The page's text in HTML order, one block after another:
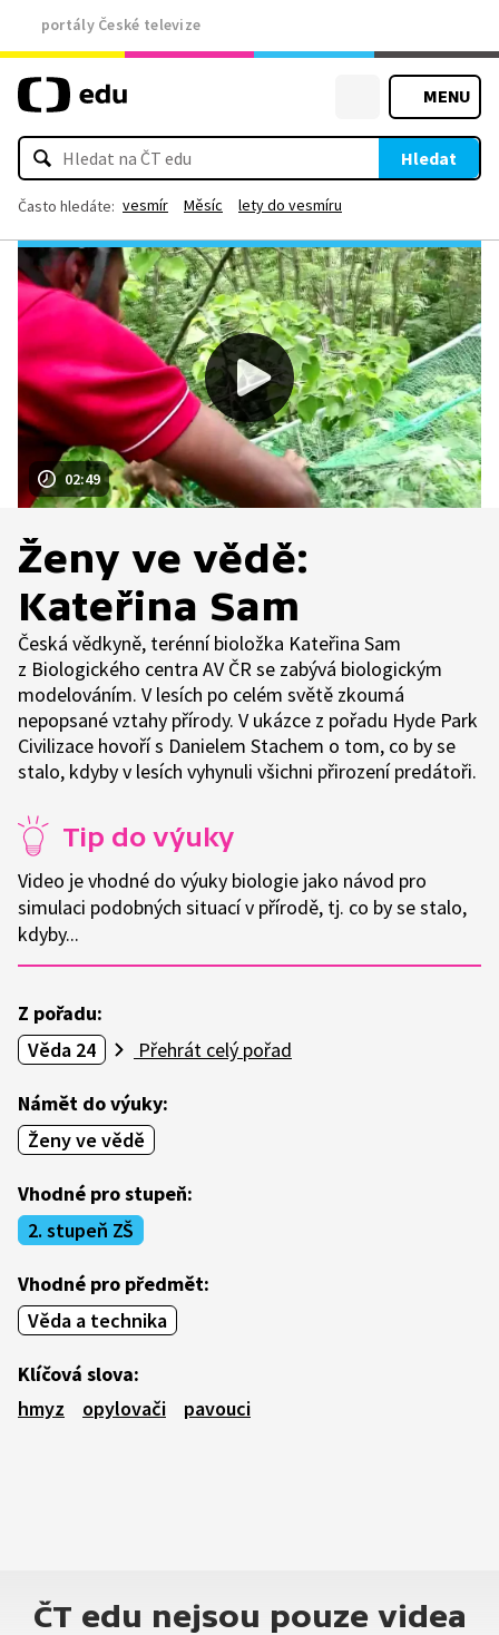
portály České televize
MENU
Hledat
Často hledáte: vesmír Měsíc lety do vesmíru
02:49
Ženy ve vědě:
Kateřina Sam
Česká vědkyně, terénní bioložka Kateřina Sam
z Biologického centra AV ČR se zabývá biologickým
modelováním. V lesích po celém světě zkoumá
nepopsané vztahy přírody. V ukázce z pořadu Hyde Park
Civilizace hovoří s Danielem Stachem o tom, co by se
stalo, kdyby v lesích vyhynuli všichni přirození predátoři.
Tip do výuky
Video je vhodné do výuky biologie jako návod pro
simulaci podobných situací v přírodě, tj. co by se stalo,
kdyby...
Z pořadu:
Věda 24
Přehrát celý pořad
Námět do výuky:
Ženy ve vědě
Vhodné pro stupeň:
2. stupeň ZŠ
Vhodné pro předmět:
Věda a technika
Klíčová slova:
hmyz
opylovači pavouci
ČT edu nejsou pouze videa